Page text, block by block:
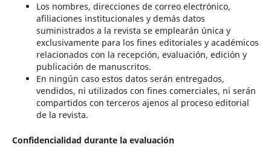
Los nombres, direcciones de correo electrónico,
afiliaciones institucionales y demás datos
suministrados a la revista se emplearán única y
exclusivamente para los fines editoriales y académicos
relacionados con la recepción, evaluación, edición y
publicación de manuscritos.
En ningún caso estos datos serán entregados,
vendidos, ni utilizados con fines comerciales, ni serán
compartidos con terceros ajenos al proceso editorial
de la revista.
Confidencialidad durante la evaluación